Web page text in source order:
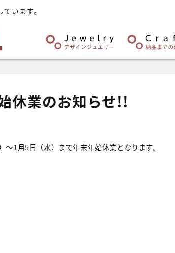
います。
休業のお知らせ!!
～1月5日（水）まで年末年始休業となります。